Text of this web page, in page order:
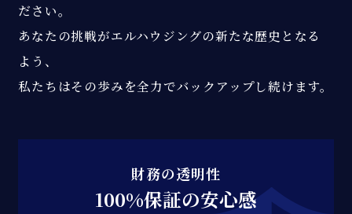
ださい。
あなたの挑戦がエルハウジングの新たな歴史となる
よう、
私たちはその歩みを全力でバックアップし続けます。
財務の透明性
100%保証の安心感